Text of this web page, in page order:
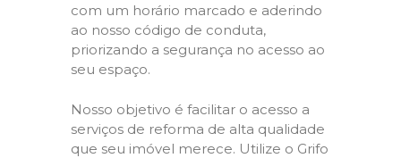
com um horário marcado e aderindo
ao nosso código de conduta,
priorizando a segurança no acesso ao
seu espaço.
Nosso objetivo é facilitar o acesso a
serviços de reforma de alta qualidade
que seu imóvel merece. Utilize o Grifo